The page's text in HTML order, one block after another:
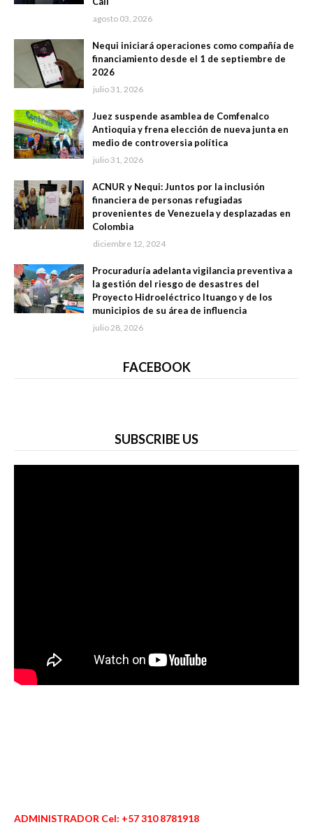
agosto 03, 2026
Nequi iniciará operaciones como compañía de
financiamiento desde el 1 de septiembre de
2026
julio 31, 2026
Juez suspende asamblea de Comfenalco
Antioquia y frena elección de nueva junta en
medio de controversia política
julio 31, 2026
ACNUR y Nequi: Juntos por la inclusión
financiera de personas refugiadas
provenientes de Venezuela y desplazadas en
Colombia
diciembre 12, 2024
Procuraduría adelanta vigilancia preventiva a
la gestión del riesgo de desastres del
Proyecto Hidroeléctrico Ituango y de los
municipios de su área de influencia
julio 28, 2026
FACEBOOK
SUBSCRIBE US
ADMINISTRADOR Cel: +57 310 8781918